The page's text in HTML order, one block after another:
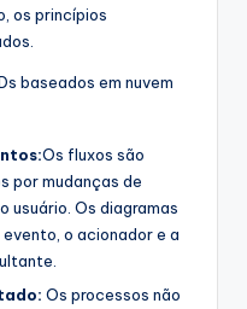
os princípios
baseados em nuvem
Os fluxos são
por mudanças de
usuário. Os diagramas
o acionador e a
Os processos não